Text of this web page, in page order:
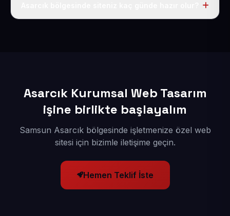
Asarcık Kurumsal Web Tasarım
işine birlikte başlayalım
Samsun Asarcık bölgesinde işletmenize özel web
sitesi için bizimle iletişime geçin.
Hemen Teklif İste